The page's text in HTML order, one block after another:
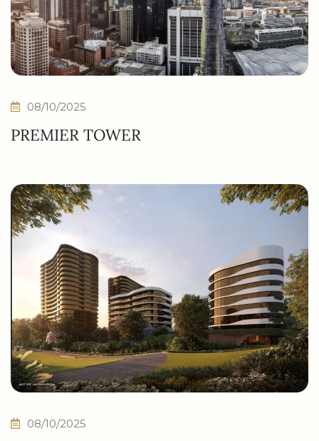
08/10/2025
PREMIER TOWER
08/10/2025